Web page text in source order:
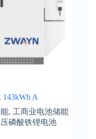
143kWh A
, 工商业电池储能
磷酸铁锂电池